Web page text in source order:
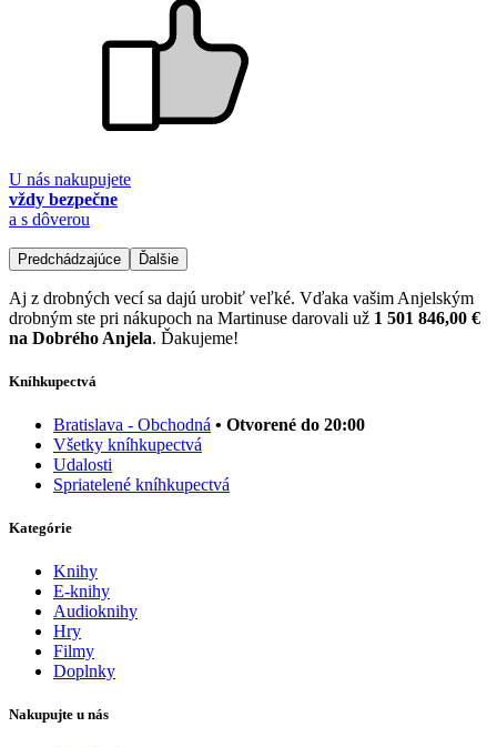
U nás nakupujete
vždy bezpečne
a s dôverou
Predchádzajúce Ďalšie
Aj z drobných vecí sa dajú urobiť veľké. Vďaka vašim Anjelským
drobným ste pri nákupoch na Martinuse darovali už 1 501 846,00 €
na Dobrého Anjela. Ďakujeme!
Kníhkupectvá
Bratislava - Obchodná • Otvorené do 20:00
Všetky kníhkupectvá
Udalosti
Spriatelené kníhkupectvá
Kategórie
Knihy
E-knihy
Audioknihy
Hry
Filmy
Doplnky
Nakupujte u nás